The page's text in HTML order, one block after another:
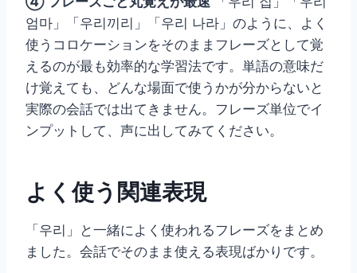
엄마」「우리끼리」「우리 나라」のように、よく
使うコロケーションをそのままフレーズとして覚
えるのが最も効率的な学習法です。単語の意味だ
け覚えても、どんな場面で使うかが分からないと
実際の会話では出てきません。フレーズ単位でイ
ンプットして、声に出してみてください。
よく使う関連表現
「우리」と一緒によく使われるフレーズをまとめ
ました。会話でそのまま使える表現ばかりです。